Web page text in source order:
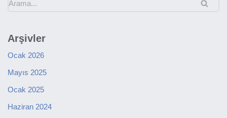
Arşivler
Ocak 2026
Mayıs 2025
Ocak 2025
Haziran 2024